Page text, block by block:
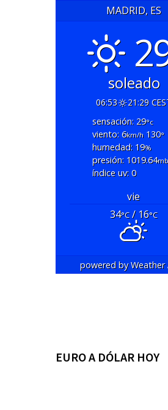
MADRID, ES
soleado
06:53
21:29
sensación: 29°c
viento: 6km/h130°
humedad: 19%
presión: 1019.64
índice uv: 0
vie
34°C/ 16°C
powered byWeather
EURO A DÓLAR HOY